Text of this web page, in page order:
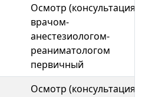
Осмотр (консультация)
врачом-
анестезиологом-
реаниматологом
первичный
Осмотр (консультация)